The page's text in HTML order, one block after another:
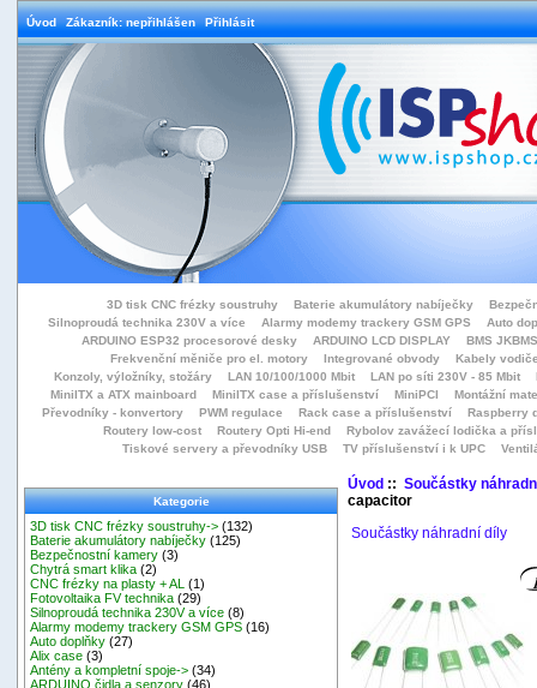
Úvod Zákazník: nepřihlášen Přihlásit
3D tisk CNC frézky soustruhy Baterie akumulátory nabíječky
Silnoproudá technika 230V a více
Alarmy modemy trackery GSM GPS
Auto
ARDUINO ESP32 procesorové desky
ARDUINO LCD DISPLAY
BMS
Frekvenční měniče pro el. motory
Integrované obvody
Kabely
Konzoly, výložníky, stožáry
LAN 10/100/1000 Mbit LAN po síti 230V - 85 Mbit
MiniITX a ATX mainboard
MiniITX case a příslušenství MiniPCI
Montážní
Převodníky - konvertory
PWM regulace Rack case a příslušenství
Raspberry
Routery low-cost
Routery Opti Hi-end
Rybolov zavážecí lodička a přísl
Tiskové servery a převodníky USB
TV příslušenství i k UPC
Kategorie
3D tisk CNC frézky soustruhy-> (132)
Baterie akumulátory nabíječky (125)
Bezpečnostní kamery (3)
Chytrá smart klika (2)
CNC frézky na plasty + AL
(1)
Fotovoltaika FV technika (29)
Silnoproudá technika 230V a více (8)
Alarmy modemy trackery GSM GPS (16)
Auto doplňky (27)
Alix case (3)
Antény a kompletní spoje-> (34)
ARDUINO čidla a senzory (46)
Úvod:: Součástky
capacitor
Součástky náhradní díly